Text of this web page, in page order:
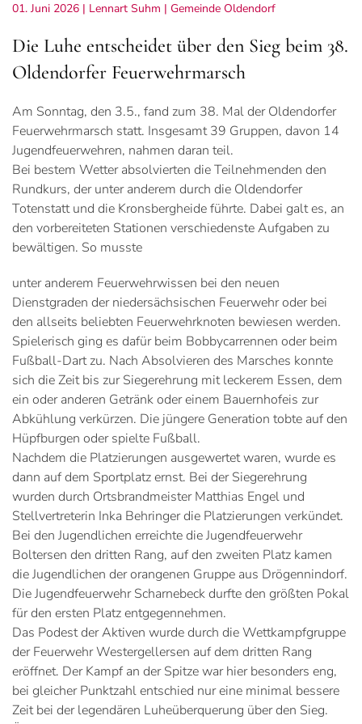
01. Juni 2026 | Lennart Suhm | Gemeinde Oldendorf
Die Luhe entscheidet über den Sieg beim 38.
Oldendorfer Feuerwehrmarsch
Am Sonntag, den 3.5., fand zum 38. Mal der Oldendorfer
Feuerwehrmarsch statt. Insgesamt 39 Gruppen, davon 14
Jugendfeuerwehren, nahmen daran teil.
Bei bestem Wetter absolvierten die Teilnehmenden den
Rundkurs, der unter anderem durch die Oldendorfer
Totenstatt und die Kronsbergheide führte. Dabei galt es, an
den vorbereiteten Stationen verschiedenste Aufgaben zu
bewältigen. So musste
unter anderem Feuerwehrwissen bei den neuen
Dienstgraden der niedersächsischen Feuerwehr oder bei
den allseits beliebten Feuerwehrknoten bewiesen werden.
Spielerisch ging es dafür beim Bobbycarrennen oder beim
Fußball-Dart zu. Nach Absolvieren des Marsches konnte
sich die Zeit bis zur Siegerehrung mit leckerem Essen, dem
ein oder anderen Getränk oder einem Bauernhofeis zur
Abkühlung verkürzen. Die jüngere Generation tobte auf den
Hüpfburgen oder spielte Fußball.
Nachdem die Platzierungen ausgewertet waren, wurde es
dann auf dem Sportplatz ernst. Bei der Siegerehrung
wurden durch Ortsbrandmeister Matthias Engel und
Stellvertreterin Inka Behringer die Platzierungen verkündet.
Bei den Jugendlichen erreichte die Jugendfeuerwehr
Boltersen den dritten Rang, auf den zweiten Platz kamen
die Jugendlichen der orangenen Gruppe aus Drögennindorf.
Die Jugendfeuerwehr Scharnebeck durfte den größten Pokal
für den ersten Platz entgegennehmen.
Das Podest der Aktiven wurde durch die Wettkampfgruppe
der Feuerwehr Westergellersen auf dem dritten Rang
eröffnet. Der Kampf an der Spitze war hier besonders eng,
bei gleicher Punktzahl entschied nur eine minimal bessere
Zeit bei der legendären Luheüberquerung über den Sieg.